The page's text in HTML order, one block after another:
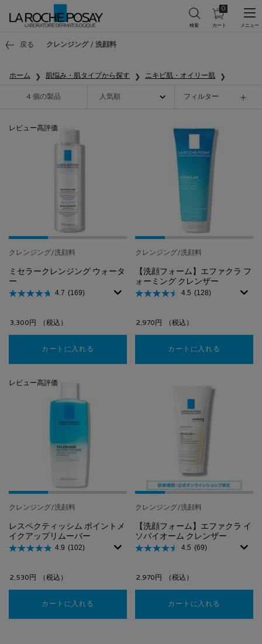
カ
ー
0
0 カート内の
戻る
クレンジング / 洗顔料
ホーム 肌悩み・肌タイプから探す ニキビ肌・オイリー肌
4 個の製品 フィルター
フィルターメニュー
レビュー高評価
クレンジング/洗顔料
ミセラークレンジング ウォータ
ー
4.7 (169)
3,300円 （税込）
カートに入れる ミセラークレンジング ウォーター
クレンジング/洗顔料
【洗顔フォーム】エファクラ フ
ォーミング クレンザー
4.5 (128)
2,970円 （税込）
カートに入れる
レビュー高評価
クレンジング/洗顔料
レスペクティッシム ポイントメ
イクアップリムーバー
4.9 (102)
2,530円 （税込）
カートに入れる レスペクティッシム ポイントメイクアップリム
クレンジング/洗顔料
【洗顔フォーム】エファクラ イ
ソバイオーム クレンザー
4.5 (69)
2,970円 （税込）
カートに入れる